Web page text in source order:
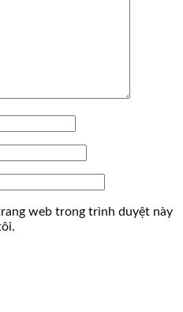
web trong trình duyệt này